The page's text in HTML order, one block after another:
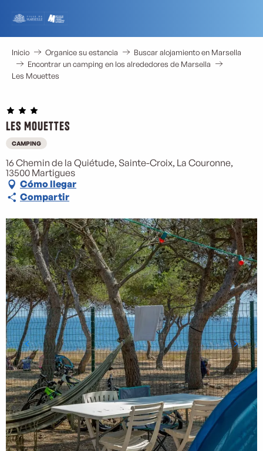
contenu
principal
Inicio Organice su estancia
Buscar alojamiento en Marsella
Encontrar un camping en los alrededores de Marsella
Les Mouettes
Les Mouettes
CAMPING
16 Chemin de la Quiétude, Sainte-Croix, La Couronne,
13500 Martigues
Cómo llegar
Compartir